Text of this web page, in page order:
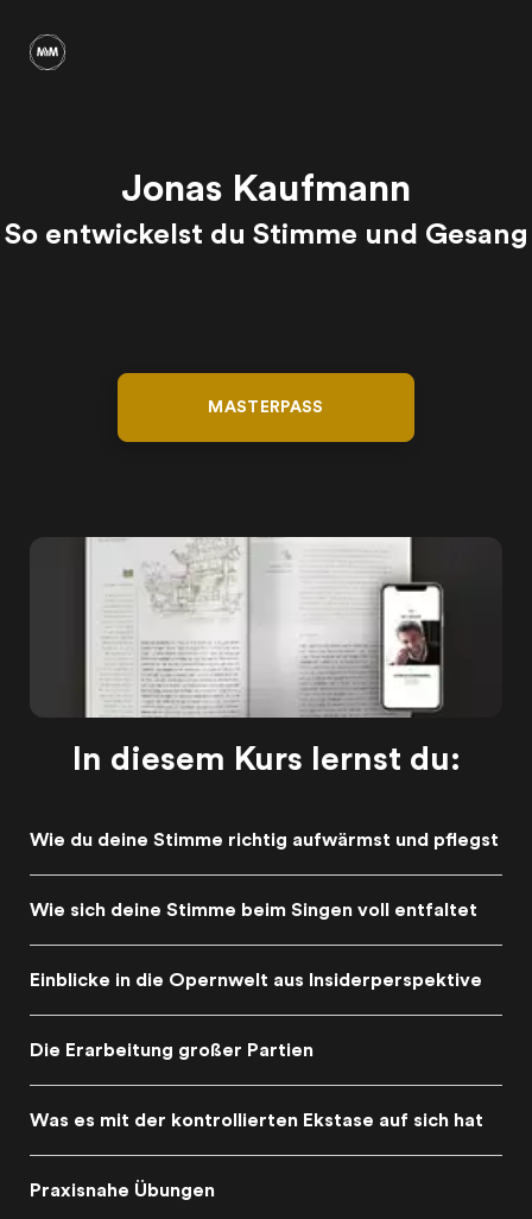
Jonas Kaufmann
So entwickelst du Stimme und Gesang
MASTERPASS
In diesem Kurs lernst du:
Wie du deine Stimme richtig aufwärmst und pflegst
Wie sich deine Stimme beim Singen voll entfaltet
Einblicke in die Opernwelt aus Insiderperspektive
Die Erarbeitung großer Partien
Was es mit der kontrollierten Ekstase auf sich hat
Praxisnahe Übungen